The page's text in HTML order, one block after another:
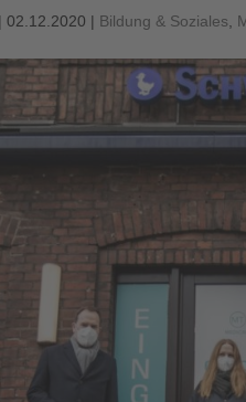
|02.12.2020 | Bildung & Soziales